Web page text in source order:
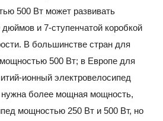
500 Вт может развивать
и 7-ступенчатой ​​коробкой
В большинстве стран для
500 Вт; в Европе для
ионный электровелосипед
более мощная мощность,
мощностью 250 Вт и 500 Вт, но